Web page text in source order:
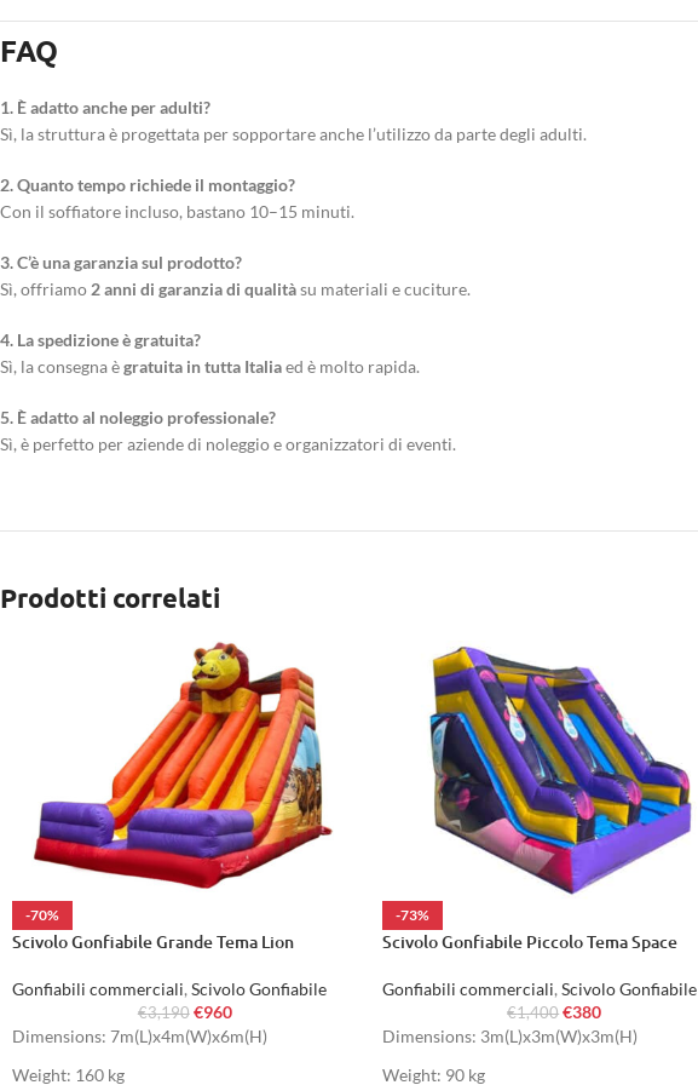
FAQ
1. È adatto anche per adulti?
Sì, la struttura è progettata per sopportare anche l’utilizzo da parte degli adulti.
2. Quanto tempo richiede il montaggio?
Con il soffiatore incluso, bastano 10–15 minuti.
3. C’è una garanzia sul prodotto?
Sì, offriamo2 anni di garanzia di qualitàsu materiali e cuciture.
4. La spedizione è gratuita?
Sì, la consegna ègratuita in tutta Italiaed è molto rapida.
5. È adatto al noleggio professionale?
Sì, è perfetto per aziende di noleggio e organizzatori di eventi.
Prodotti correlati
-70%
Scivolo Gonfiabile Grande Tema Lion
Gonfiabili commerciali, Scivolo Gonfiabile
€3,190 €960
Dimensions: 7m(L)x4m(W)x6m(H)
Weight: 160 kg
-73%
Scivolo Gonfiabile Piccolo Tema Space
Gonfiabili commerciali, Scivolo Gonfiabile
€1,400 €380
Dimensions: 3m(L)x3m(W)x3m(H)
Weight: 90 kg